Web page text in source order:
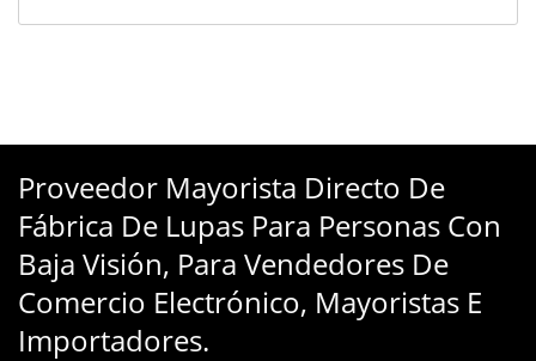
Proveedor Mayorista Directo De
Fábrica De Lupas Para Personas Con
Baja Visión, Para Vendedores De
Comercio Electrónico, Mayoristas E
Importadores.